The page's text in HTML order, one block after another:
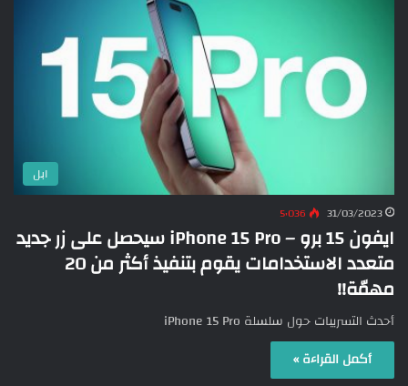
ابل
31/03/2023 5٬036
ايفون 15 برو – iPhone 15 Pro سيحصل على زر جديد
متعدد الاستخدامات يقوم بتنفيذ أكثر من 20
مهمّة!!
أحدث التسريبات حول سلسلة iPhone 15 Pro
أكمل القراءة »